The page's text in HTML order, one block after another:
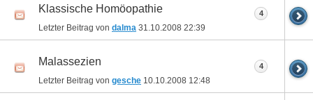
Klassische Homöopathie
Letzter Beitrag von dalma 31.10.2008 22:39
4
Malassezien
Letzter Beitrag von gesche 10.10.2008 12:48
4